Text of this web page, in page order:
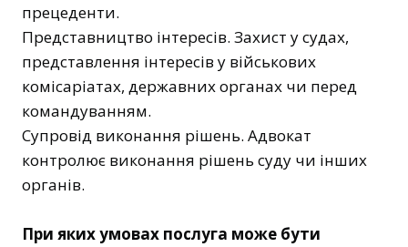
прецеденти.
Представництво інтересів. Захист у судах,
представлення інтересів у військових
комісаріатах, державних органах чи перед
командуванням.
Супровід виконання рішень. Адвокат
контролює виконання рішень суду чи інших
органів.
При яких умовах послуга може бути